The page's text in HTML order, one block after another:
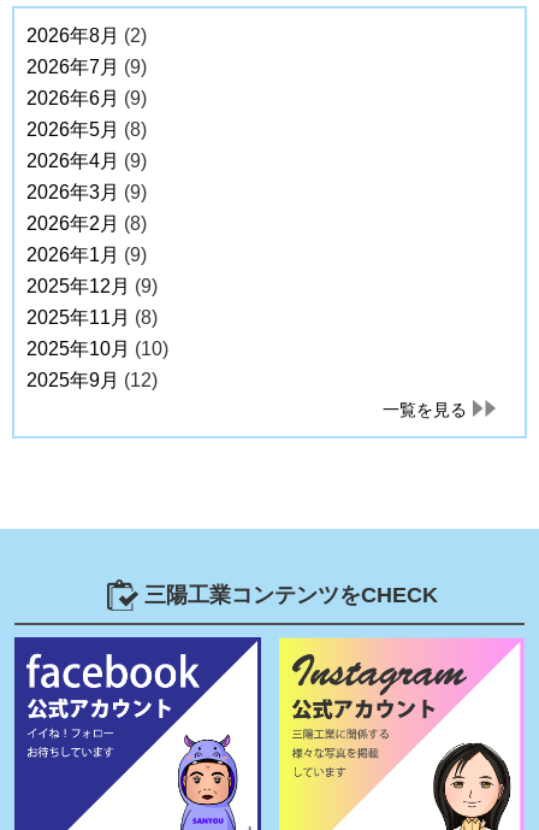
2026年8月 (2)
2026年7月 (9)
2026年6月 (9)
2026年5月 (8)
2026年4月 (9)
2026年3月 (9)
2026年2月 (8)
2026年1月 (9)
2025年12月 (9)
2025年11月 (8)
2025年10月 (10)
2025年9月 (12)
一覧を見る
三陽工業コンテンツをCHECK